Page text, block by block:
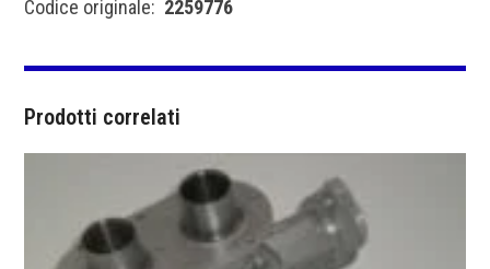
Codice originale: 2259776
Prodotti correlati